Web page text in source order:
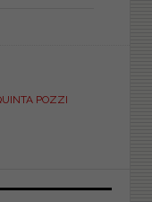
POZZI